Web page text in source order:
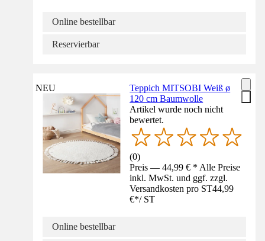
Online bestellbar
Reservierbar
NEU
Teppich MITSOBI Weiß ø
120 cm Baumwolle
Artikel wurde noch nicht
bewertet.
(0)
Preis — 44,99 € * Alle Preise
inkl. MwSt. und ggf. zzgl.
Versandkosten pro ST44,99
€*/ ST
Online bestellbar